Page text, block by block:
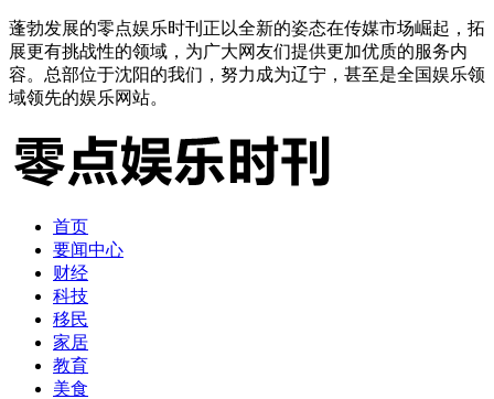
蓬勃发展的零点娱乐时刊正以全新的姿态在传媒市场崛起，拓
展更有挑战性的领域，为广大网友们提供更加优质的服务内
容。总部位于沈阳的我们，努力成为辽宁，甚至是全国娱乐领
域领先的娱乐网站。
首页
要闻中心
财经
科技
移民
家居
教育
美食